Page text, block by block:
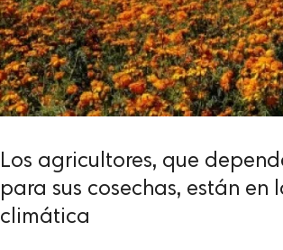
Los agricultores, que
para sus cosechas, están
climática